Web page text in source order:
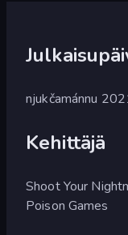
njukčamánnu
Kehittäjä
Shoot Your
Poison Games